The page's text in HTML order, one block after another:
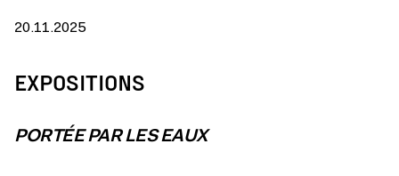
20.11.2025
EXPOSITIONS
PORTÉE PAR LES EAUX